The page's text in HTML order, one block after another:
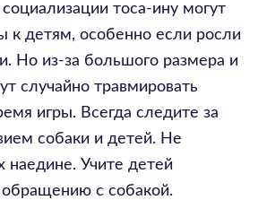
тоса-ину могут
к детям, особенно если росли
Но из-за большого размера и
случайно травмировать
игры. Всегда следите за
собаки и детей. Не
наедине. Учите детей
с собакой.